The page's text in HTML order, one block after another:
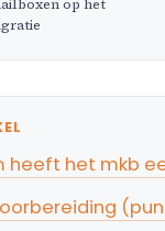
op het
heeft het mkb